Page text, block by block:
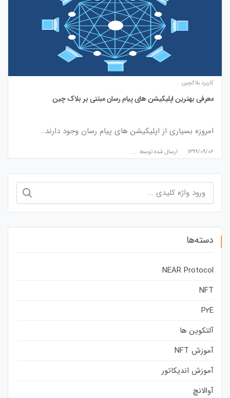
کاربرد بلاکچین
معرفی بهترین اپلیکیشن های پیام رسان مبتنی بر بلاک چین
امروزه بسیاری از اپلیکیشن های پیام رسان وجود دارند…
۱۳۹۹/۰۹/۰۶ ارسال شده توسط ...
برای:
دسته‌ها
NEAR Protocol
NFT
P2E
آلتکوین ها
آموزش NFT
آموزش اندیکاتور
آوالانچ